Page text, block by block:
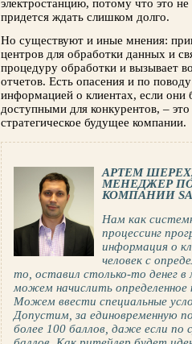
электростанцию, потому что это
придется ждать слишком долго.
Но существуют и иные мнения:
центров для обработки данных и
процедуру обработки и вызывает
отчетов. Есть опасения и по
информацией о клиентах, если они
доступными для конкурентов, –
стратегическое будущее компании.
АРТЕМ
МЕНЕДЖЕР
КОМПАНИИ
Нам как
процессинг
информация о
человек с
то, оставил столько-то денег
можем начислить определенное
Можем ввести специальные
Допустим, за единовременную
более 100 баллов, даже если по